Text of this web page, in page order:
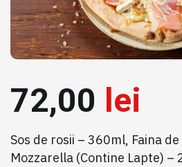
72,00 lei
Sos de rosii – 360ml, Faina
Mozzarella (Contine Lapte) –